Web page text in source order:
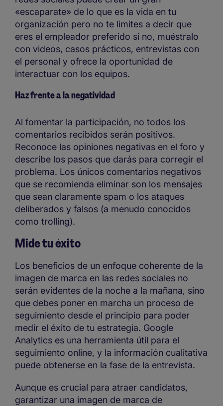
«escaparate» de lo que es la vida en tu
organización pero no te limites a decir que
eres el empleador preferido si no, muéstralo
con videos, casos prácticos, entrevistas con
el personal y ofrece la oportunidad de
interactuar con los equipos.
Haz frente a la negatividad
Al fomentar la participación, no todos los
comentarios recibidos serán positivos.
Reconoce las opiniones negativas en el foro y
describe los pasos que darás para corregir el
problema. Los únicos comentarios negativos
que se recomienda eliminar son los mensajes
que sean claramente spam o los ataques
deliberados y falsos (a menudo conocidos
como trolling).
Mide tu éxito
Los beneficios de un enfoque coherente de la
imagen de marca en las redes sociales no
serán evidentes de la noche a la mañana, sino
que debes poner en marcha un proceso de
seguimiento desde el principio para poder
medir el éxito de tu estrategia. Google
Analytics es una herramienta útil para el
seguimiento online, y la información cualitativa
puede obtenerse en la fase de la entrevista.
Aunque es crucial para atraer candidatos,
garantizar una imagen de marca de